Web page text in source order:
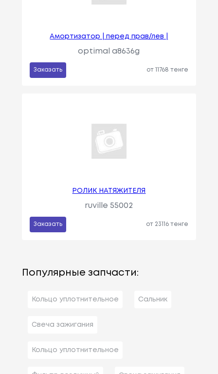
Амортизатор | перед прав/лев |
optimal a8636g
Заказать от 11768 тенге
РОЛИК НАТЯЖИТЕЛЯ
ruville 55002
Заказать от 23116 тенге
Популярные запчасти:
Кольцо уплотнительное Сальник
Свеча зажигания
Кольцо уплотнительное